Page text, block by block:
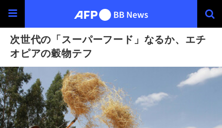
次世代の「スーパーフード」なるか、エチ
オピアの穀物テフ